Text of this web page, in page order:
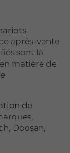
après-vente
sont là
matière de
de
Doosan,